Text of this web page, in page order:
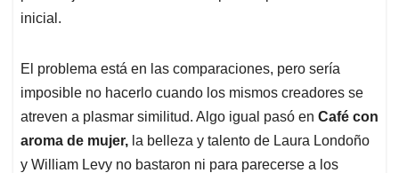
inicial.
El problema está en las comparaciones, pero sería
imposible no hacerlo cuando los mismos creadores se
atreven a plasmar similitud. Algo igual pasó en Café con
aroma de mujer, la belleza y talento de Laura Londoño
y William Levy no bastaron ni para parecerse a los